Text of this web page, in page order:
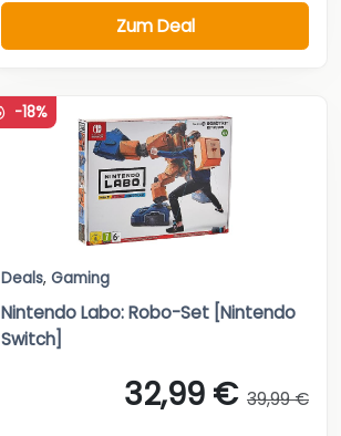
Zum Deal
-18%
Deals, Gaming
Nintendo Labo: Robo-Set [Nintendo
Switch]
32,99 € 39,99 €